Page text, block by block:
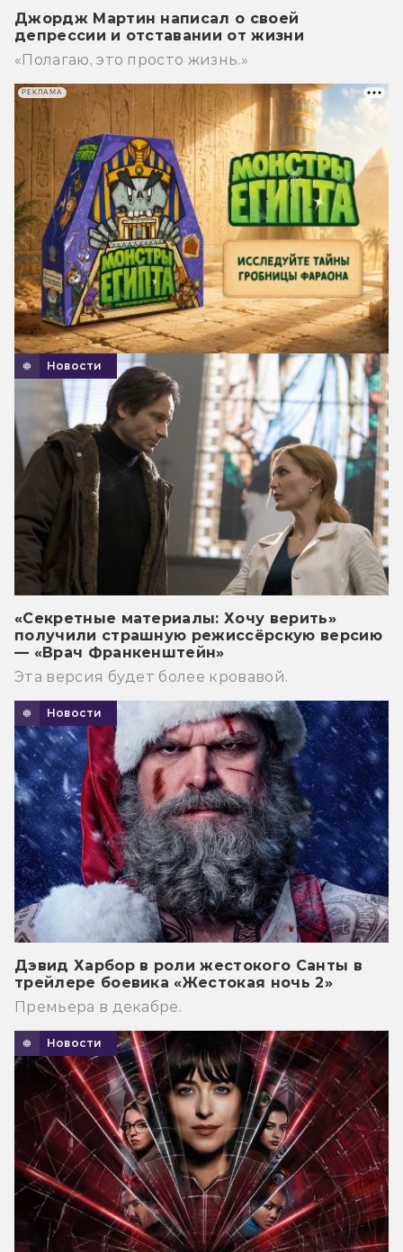
Джордж Мартин написал о своей
депрессии и отставании от жизни
«Полагаю, это просто жизнь.»
Новости
«Секретные материалы: Хочу верить»
получили страшную режиссёрскую версию
— «Врач Франкенштейн»
Эта версия будет более кровавой.
Новости
Дэвид Харбор в роли жестокого Санты в
трейлере боевика «Жестокая ночь 2»
Премьера в декабре.
Новости
РЕКЛАМА